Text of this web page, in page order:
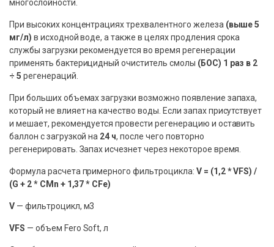
многослойности.
При высоких концентрациях трехвалентного железа (выше 5
мг/л) в исходной воде, а также в целях продления срока
службы загрузки рекомендуется во время регенерации
применять бактерицидный очиститель смолы (БОС) 1 раз в 2
÷ 5 регенераций.
При больших объемах загрузки возможно появление запаха,
который не влияет на качество воды. Если запах присутствует
и мешает, рекомендуется провести регенерацию и оставить
баллон с загрузкой на 24 ч, после чего повторно
регенерировать. Запах исчезнет через некоторое время.
Формула расчета примерного фильтроцикла: V = (1,2 * VFS) /
(G + 2 * СMn + 1,37 * СFe)
V— фильтроцикл, м3
VFS — объем Fero Soft, л